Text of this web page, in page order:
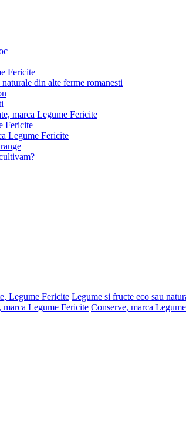
Fericite
din alte ferme romanesti
marca Legume Fericite
Fericite
Legume Fericite
Legume Fericite Legume si fructe eco sau
marca Legume Fericite Conserve, marca